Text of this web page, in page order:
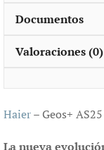
Documentos
Valoraciones (0)
Haier– Geos+
La nueva